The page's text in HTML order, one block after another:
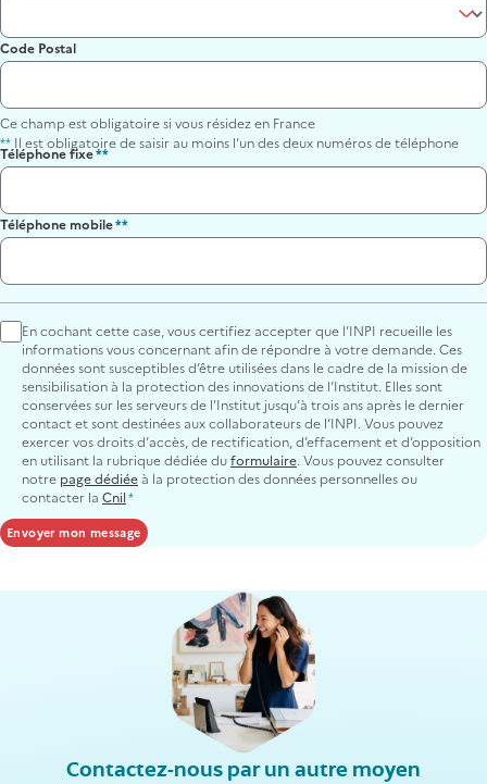
Code Postal
Ce champ est obligatoire si vous résidez en France
** Il est obligatoire de saisir au moins l’un des deux numéros de téléphone
Téléphone fixe
Téléphone mobile
En cochant cette case, vous certifiez accepter que l’INPI recueille les
informations vous concernant afin de répondre à votre demande. Ces
données sont susceptibles d’être utilisées dans le cadre de la mission de
sensibilisation à la protection des innovations de l’Institut. Elles sont
conservées sur les serveurs de l’Institut jusqu’à trois ans après le dernier
contact et sont destinées aux collaborateurs de l’INPI. Vous pouvez
exercer vos droits d’accès, de rectification, d’effacement et d’opposition
en utilisant la rubrique dédiée duformulaire . Vous pouvez consulter
notre page dédiéeà la protection des données personnelles ou
contacter la Cnil
Contactez-
Contactez-nous par un autre moyen